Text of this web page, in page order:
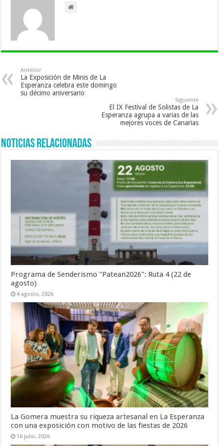
Anterior
La Exposición de Minis de La
Esperanza celebra este domingo
su décimo aniversario
Siguiente
El IX Festival de Solistas de La
Esperanza agrupa a varias de las
mejores voces de Canarias
Noticias Relacionadas
Programa de Senderismo "Patean2026": Ruta 4 (22 de
agosto)
4 agosto, 2026
La Gomera muestra su riqueza artesanal en La Esperanza
con una exposición con motivo de las fiestas de 2026
16 julio, 2026